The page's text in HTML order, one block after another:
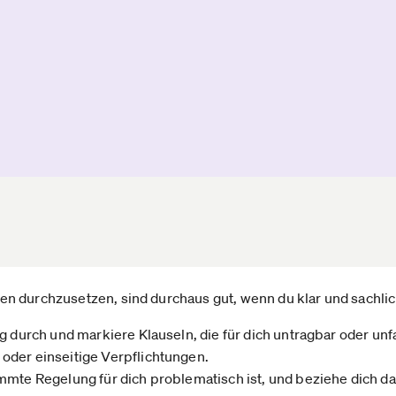
durchzusetzen, sind durchaus gut, wenn du klar und
durch und markiere Klauseln, die für dich untragbar oder
einseitige Verpflichtungen.
Regelung für dich problematisch ist, und beziehe dich